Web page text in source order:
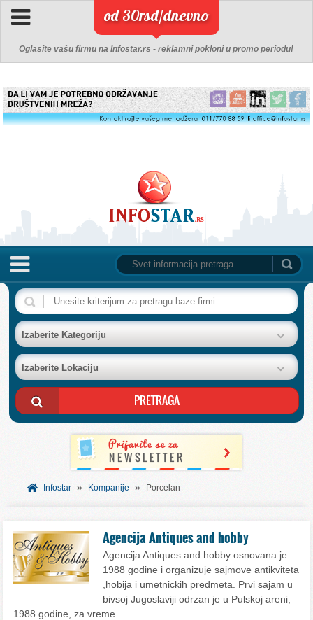
od 30rsd/dnevno
Oglasite vašu firmu na Infostar.rs - reklamni pokloni u promo periodu!
NASLOVNA
BAZA FIRMI
POSLOVNI OGLASI
AKCIJE I KATALOZI
BESPLATNI VAUČERI
SVET INFORMACIJA
Izaberite Kategoriju
Izaberite Lokaciju
Infostar » Kompanije » Porcelan
Agencija Antiques and hobby
Agencija Antiques and hobby osnovana je
1988 godine i organizuje sajmove antikviteta
,hobija i umetnickih predmeta. Prvi sajam u
bivsoj Jugoslaviji odrzan je u Pulskoj areni,
1988 godine, za vreme…